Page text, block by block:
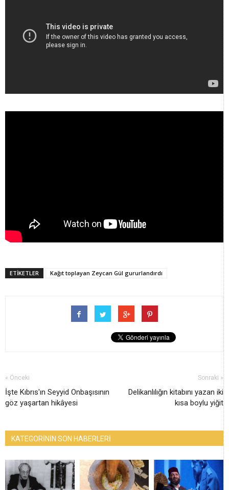
ETİKETLER Kağıt toplayan Zeycan Gül gururlandırdı
« Önceki
İşte Kıbrıs'ın Seyyid Onbaşısının
göz yaşartan hikâyesi
Sonraki »
Delikanlılığın kitabını yazan iki
kısa boylu yiğit
KATEGORİNİN SON HABERLERİ